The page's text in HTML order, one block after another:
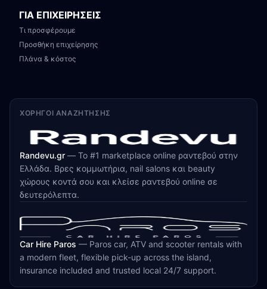
ΓΙΑ ΕΠΙΧΕΙΡΗΣΕΙΣ
Τι προσφέρουμε
Προσθήκη επιχείρησης
Πλάνα & κόστος
ΧΟΡΗΓΟΊ ΑΝΑΖΉΤΗΣΗΣ
Randevu.gr — Το #1 marketplace online ραντεβού στην
Ελλάδα. Βρες κομμωτήρια, nail salons και beauty
χώρους κοντά σου και κλείσε ραντεβού online σε
δευτερόλεπτα.
Car Hire Paros — Paros car, ATV and scooter rentals with
a modern fleet, flexible pick-up across the island,
insurance included and trusted local 24/7 support.